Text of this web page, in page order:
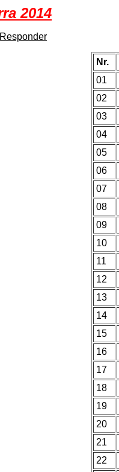
2014
Nr.
01
02
03
04
05
06
07
08
09
10
11
12
13
14
15
16
17
18
19
20
21
22